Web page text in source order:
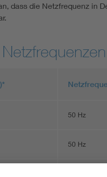
dass die Netzfrequenz in
50 Hz
50 Hz